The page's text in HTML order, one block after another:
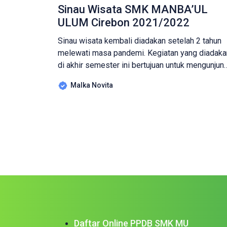
Sinau Wisata SMK MANBA’UL
ULUM Cirebon 2021/2022
Sinau wisata kembali diadakan setelah 2 tahun
melewati masa pandemi. Kegiatan yang
di akhir semester ini bertujuan untuk
dengan Program Pembelajaran Kurikulum 2013.
Malka Novita
Daftar Online PPDB SMK MU